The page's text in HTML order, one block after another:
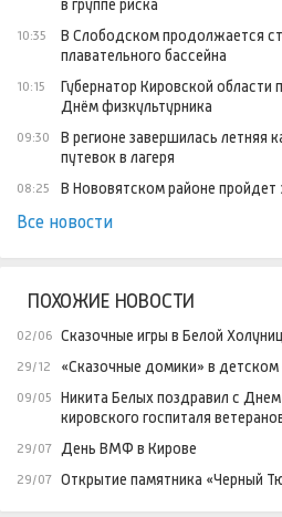
в группе риска
10:35
В Слободском продолжается
плавательного бассейна
10:15
Губернатор Кировской области
Днём физкультурника
09:30
В регионе завершилась летняя
путевок в лагеря
08:25 В Нововятском районе пройдет
Все новости
ПОХОЖИЕ НОВОСТИ
02/06 Сказочные игры в Белой
29/12 «Сказочные домики» в
09/05
Никита Белых поздравил с
кировского госпиталя
29/07 День ВМФ в Кирове
29/07 Открытие памятника «Черный